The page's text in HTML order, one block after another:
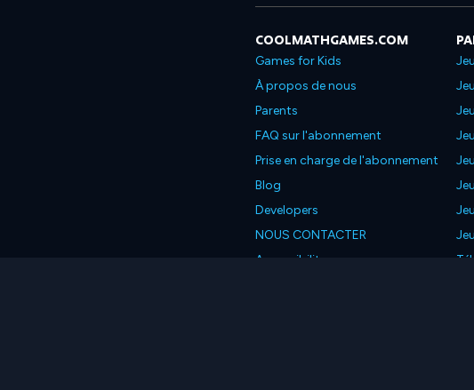
COOLMATHGAMES.COM
Games for Kids
À propos de nous
Parents
FAQ sur l'abonnement
Prise en charge de l'abonnement
Blog
Developers
NOUS CONTACTER
Accessibility